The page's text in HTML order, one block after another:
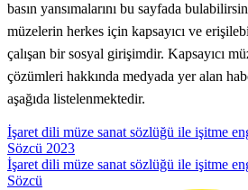
basın yansımalarını bu sayfada
müzelerin herkes için kapsayıcı ve
çalışan bir sosyal girişimdir. Kapsayıcı
çözümleri hakkında medyada yer alan
aşağıda listelenmektedir.
İşaret dili müze sanat sözlüğü ile işitme
Sözcü 2023
İşaret dili müze sanat sözlüğü ile işitme
Sözcü